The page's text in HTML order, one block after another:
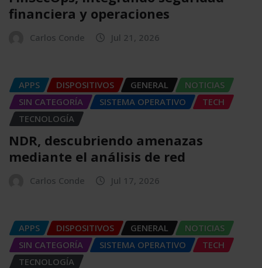
financiera y operaciones
Carlos Conde Jul 21, 2026
APPS DISPOSITIVOS GENERAL
NOTICIAS
SIN CATEGORÍA
SISTEMA OPERATIVO
TECH
TECNOLOGÍA
NDR, descubriendo amenazas
mediante el análisis de red
Carlos Conde Jul 17, 2026
APPS DISPOSITIVOS GENERAL
NOTICIAS
SIN CATEGORÍA
SISTEMA OPERATIVO
TECH
TECNOLOGÍA